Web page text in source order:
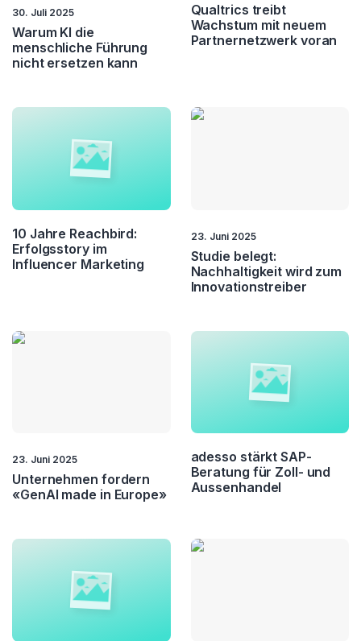
Wissensmanagement Workflow Management
30. Juli 2025
Warum KI die
menschliche Führung
nicht ersetzen kann
Qualtrics treibt
Wachstum mit neuem
Partnernetzwerk voran
10 Jahre Reachbird:
Erfolgsstory im
Influencer Marketing
23. Juni 2025
Studie belegt:
Nachhaltigkeit wird zum
Innovationstreiber
23. Juni 2025
Unternehmen fordern
«GenAI made in Europe»
adesso stärkt SAP-
Beratung für Zoll- und
Aussenhandel